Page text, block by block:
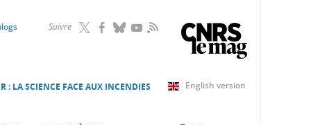
Suivre RSS
English version
: LA SCIENCE FACE AUX INCENDIES